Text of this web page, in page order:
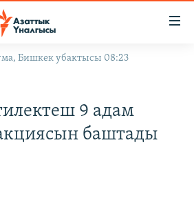
Бишкек убактысы 08:23
9 адам
баштады